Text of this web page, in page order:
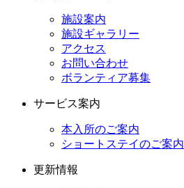
施設案内
施設ギャラリー
アクセス
お問い合わせ
ボランティア募集
サービス案内
本入所のご案内
ショートステイのご案内
更新情報